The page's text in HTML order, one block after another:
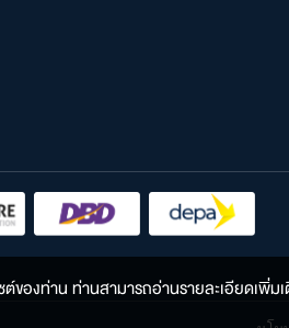
ของท่าน ท่านสามารถอ่านรายละเอียดเพิ่ม